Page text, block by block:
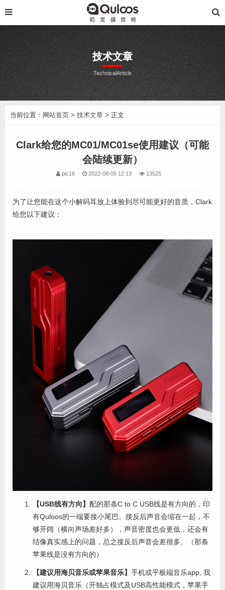
技术文章
TechnicalArticle
当前位置： 网站首页 > 技术文章 > 正文
Clark给您的MC01/MC01se使用建议（可能
会陆续更新）
pic16 2022-08-05 12:13 13525
为了让您能在这个小解码耳放上体验到尽可能更好的音质，Clark
给您以下建议：
【USB线有方向】 配的那条C to C USB线是有方向的，印
有Quloos的一端要接小尾巴。接反后声音会缩在一起，不
够开阔（横向声场差好多），声音密度也会更低，还会有
结像真实感上的问题，总之接反后声音会差很多。（那条
苹果线是没有方向的）
【建议用海贝音乐或苹果音乐】 手机或平板端音乐app, 我
建议用海贝音乐（开独占模式及USB高性能模式，苹果手